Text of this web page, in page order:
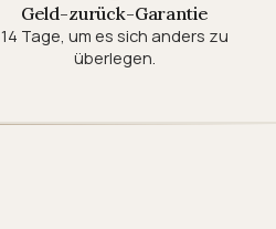
Geld-zurück-Garantie
14 Tage, um es sich anders zu
überlegen.